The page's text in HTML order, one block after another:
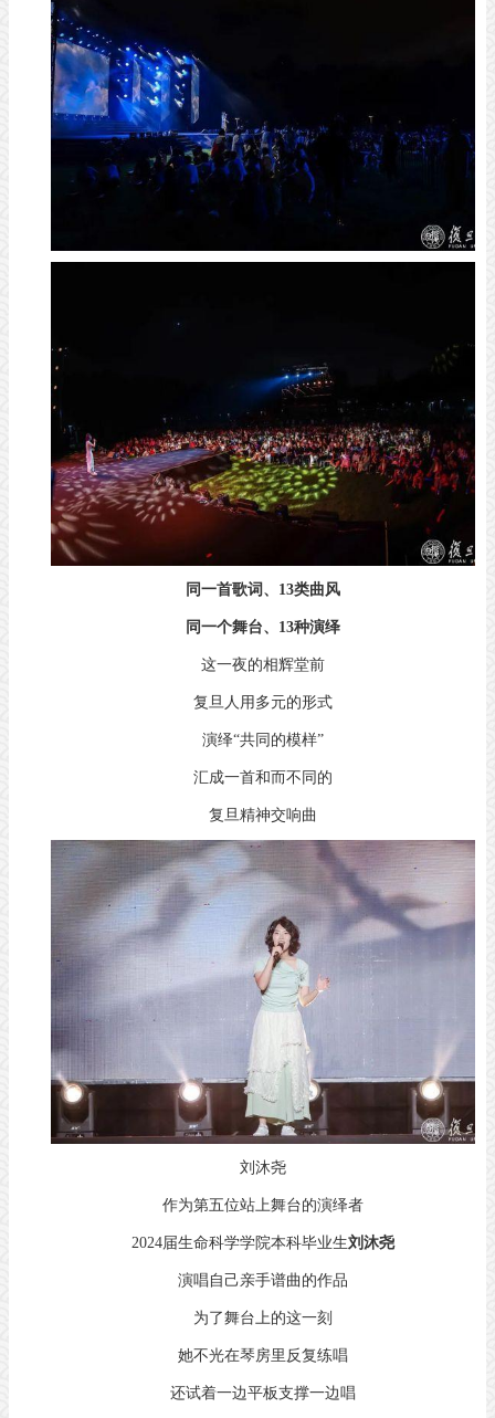
同一首歌词、13类曲风
同一个舞台、13种演绎
这一夜的相辉堂前
复旦人用多元的形式
演绎“共同的模样”
汇成一首和而不同的
复旦精神交响曲
刘沐尧
作为第五位站上舞台的演绎者
2024届生命科学学院本科毕业生刘沐尧
演唱自己亲手谱曲的作品
为了舞台上的这一刻
她不光在琴房里反复练唱
还试着一边平板支撑一边唱